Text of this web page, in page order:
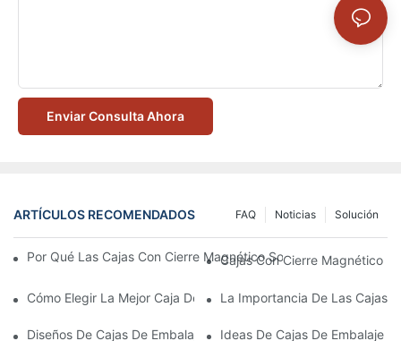
Enviar Consulta Ahora
ARTÍCULOS RECOMENDADOS Solución
Noticias
FAQ
Por Qué Las Cajas Con Cierre Magnético Son La Mejor Opción
Cajas Con Cierre Magnético
Cómo Elegir La Mejor Caja De Embalaje Para Productos De
La Importancia De Las Cajas
Diseños De Cajas De Embalaje Para Productos De Cuidado
Ideas De Cajas De Embalaje